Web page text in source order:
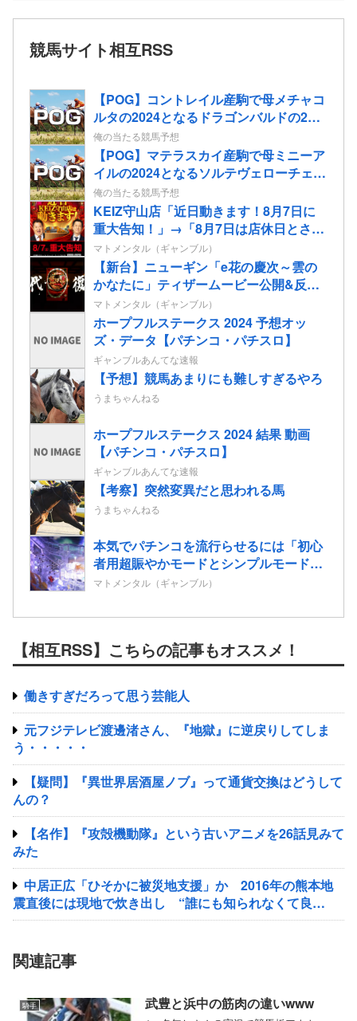
競馬サイト相互RSS
【POG】コントレイル産駒で母メチャコ
ルタの2024となるドラゴンバルドの2歳
情報
俺の当たる競馬予想
【POG】マテラスカイ産駒で母ミニーア
イルの2024となるソルテヴェローチェの
2歳情報
俺の当たる競馬予想
KEIZ守山店「近日動きます！8月7日に
重大告知！」→「8月7日は店休日とさせ
て頂きます」
マトメンタル（ギャンブル）
【新台】ニューギン「e花の慶次～雲の
かなたに」ティザームービー公開&反応
まとめ！休眠層ユーザーからパチンコ復
帰の声も！
マトメンタル（ギャンブル）
ホープフルステークス 2024 予想オッ
ズ・データ【パチンコ・パチスロ】
ギャンブルあんてな速報
【予想】競馬あまりにも難しすぎるやろ
うまちゃんねる
ホープフルステークス 2024 結果 動画
【パチンコ・パチスロ】
ギャンブルあんてな速報
【考察】突然変異だと思われる馬
うまちゃんねる
本気でパチンコを流行らせるには「初心
者用超賑やかモードとシンプルモード搭
載」「コテスタフェアスタなんでもいい
と思う
マトメンタル（ギャンブル）
【相互RSS】こちらの記事もオススメ！
働きすぎだろって思う芸能人
元フジテレビ渡邊渚さん、『地獄』に逆戻りしてしま
う・・・・・
【疑問】『異世界居酒屋ノブ』って通貨交換はどうして
んの？
【名作】『攻殻機動隊』という古いアニメを26話見みて
みた
中居正広「ひそかに被災地支援」か 2016年の熊本地
震直後には現地で炊き出し “誰にも知られなくて良
い”と、むしろ強まる福祉活動への思い
関連記事
騎手 武豊と浜中の筋肉の違いwww